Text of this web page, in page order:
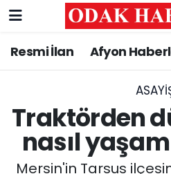
Resmi İlan Afyon
Traktörden
nasıl
Mersin'in Tarsus
AFYONKARAHİSAR
ASAYİŞ
GÜNCEL
Afyonkarahisar
Afyonkarahisar Hava
Afyonkarahisar
Afyonkarahisar